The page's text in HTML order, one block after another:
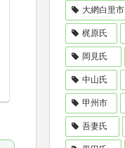
大網白里市
梶原氏
岡見氏
中山氏
甲州市
吾妻氏